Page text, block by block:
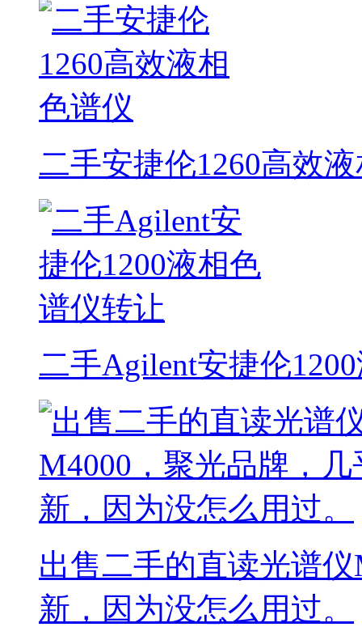
二手安捷伦1260高效
二手Agilent安捷伦
出售二手的直读光谱
新，因为没怎么用过。